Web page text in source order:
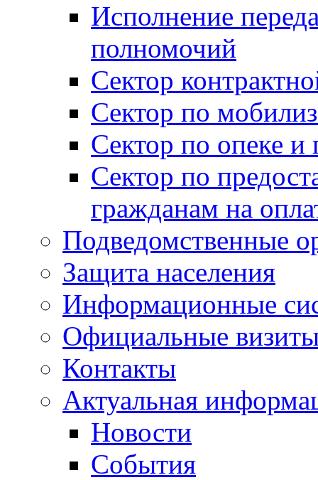
Исполнение
полномочий
Сектор
Сектор по
Сектор по опеке и
Сектор по
гражданам на
Подведомственные
Защита населения
Информационные
Официальные
Контакты
Актуальная
Новости
События